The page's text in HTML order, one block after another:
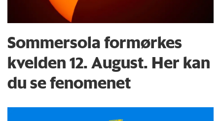
Sommersola formørkes
kvelden 12. August. Her kan
du se fenomenet